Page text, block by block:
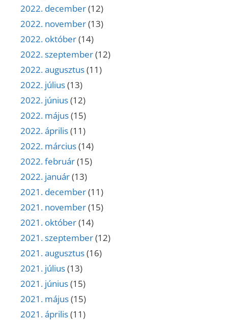
2022. december(12)
2022. november(13)
2022. október(14)
2022. szeptember(12)
2022. augusztus(11)
2022. július(13)
2022. június(12)
2022. május(15)
2022. április(11)
2022. március(14)
2022. február(15)
2022. január(13)
2021. december(11)
2021. november(15)
2021. október(14)
2021. szeptember(12)
2021. augusztus(16)
2021. július(13)
2021. június(15)
2021. május(15)
2021. április(11)